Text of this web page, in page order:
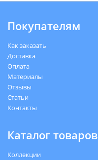
Покупателям
Как заказать
Доставка
Оплата
Материалы
Отзывы
Статьи
Контакты
Каталог товаров
Коллекции